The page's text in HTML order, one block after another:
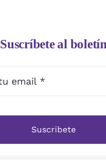
Suscríbete al
Suscribete